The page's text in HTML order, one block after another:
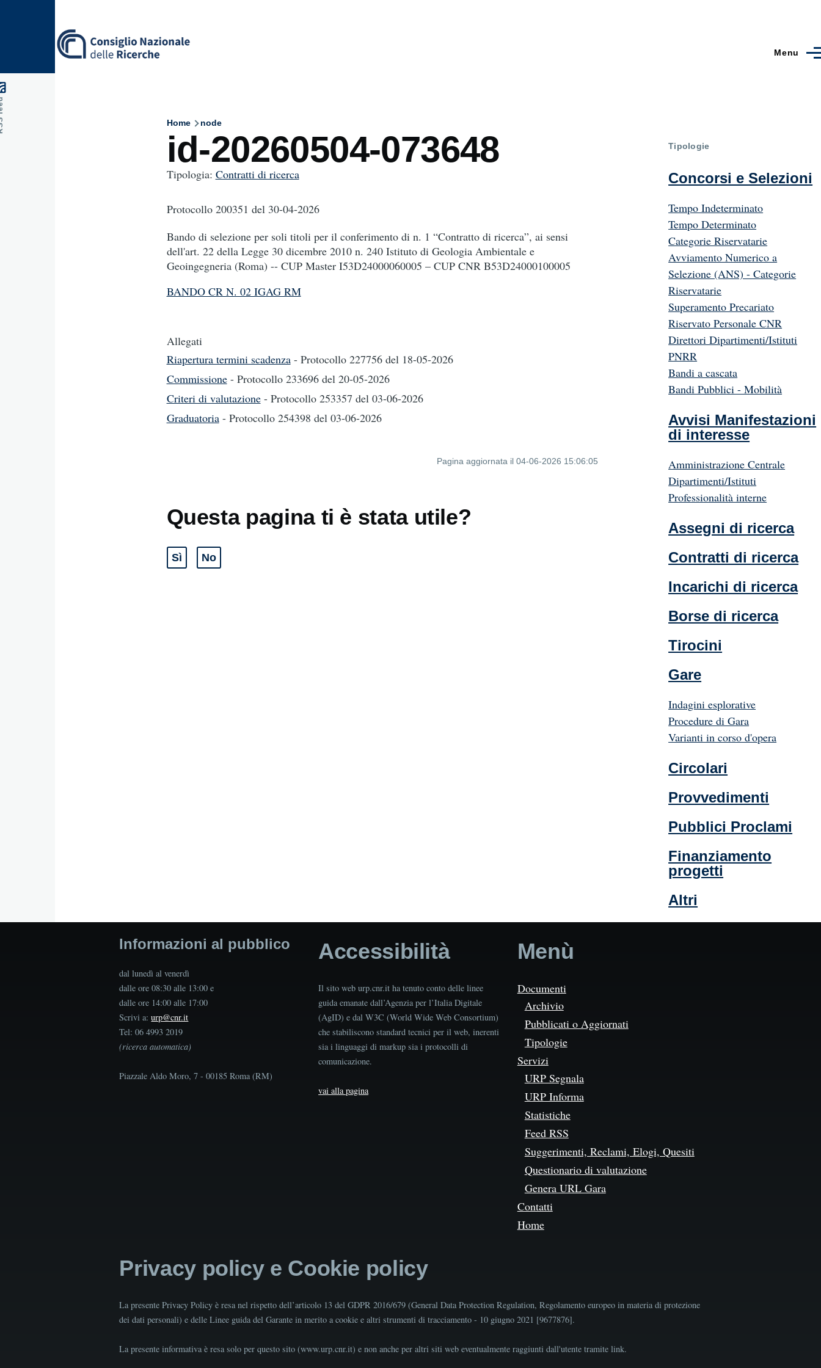
Menu
Breadcrumb
Home node
id-20260504-073648
Tipologia: Contratti di ricerca
Protocollo 200351 del 30-04-2026
Bando di selezione per soli titoli per il conferimento di n. 1 “Contratto di ricerca”, ai sensi
dell'art. 22 della Legge 30 dicembre 2010 n. 240 Istituto di Geologia Ambientale e
Geoingegneria (Roma) -- CUP Master I53D24000060005 – CUP CNR B53D24000100005
BANDO CR N. 02 IGAG RM
Allegati
Riapertura termini scadenza - Protocollo 227756 del 18-05-2026
Commissione - Protocollo 233696 del 20-05-2026
Criteri di valutazione - Protocollo 253357 del 03-06-2026
Graduatoria - Protocollo 254398 del 03-06-2026
Pagina aggiornata il 04-06-2026 15:06:05
Questa pagina ti è stata utile?
Sì
Tipologie
Concorsi e Selezioni
Tempo Indeterminato
Tempo Determinato
Categorie Riservatarie
Avviamento Numerico a
Selezione (ANS) - Categorie
Riservatarie
Superamento Precariato
Riservato Personale CNR
Direttori Dipartimenti/Istituti
PNRR
Bandi a cascata
Bandi Pubblici - Mobilità
Avvisi Manifestazioni
di interesse
Amministrazione Centrale
Dipartimenti/Istituti
Professionalità interne
Assegni di ricerca
Contratti di ricerca
Incarichi di ricerca
Borse di ricerca
Tirocini
Gare
Indagini esplorative
Procedure di Gara
Varianti in corso d'opera
Circolari
Provvedimenti
Pubblici Proclami
Finanziamento
progetti
Altri
Informazioni al pubblico
dal lunedì al venerdì
dalle ore 08:30 alle 13:00 e
dalle ore 14:00 alle 17:00
Scrivi a:urp@cnr.it
Tel: 06 4993 2019
(ricerca automatica)
Piazzale Aldo Moro, 7 - 00185 Roma (RM)
Accessibilità
Il sito web urp.cnr.it ha tenuto conto delle linee
guida emanate dall’Agenzia per l’Italia Digitale
(AgID) e dal W3C (World Wide Web Consortium)
che stabiliscono standard tecnici per il web, inerenti
sia i linguaggi di markup sia i protocolli di
comunicazione.
vai alla pagina
Menù
Documenti
Archivio
Pubblicati o Aggiornati
Tipologie
Servizi
URP Segnala
URP Informa
Statistiche
Feed RSS
Suggerimenti, Reclami, Elogi, Quesiti
Questionario di valutazione
Genera URL Gara
Contatti
Home
Privacy policy e Cookie policy
La presente Privacy Policy è resa nel rispetto dell’articolo 13 del GDPR 2016/679 (General Data Protection Regulation, Regolamento europeo in materia di protezione
dei dati personali) e delle Linee guida del Garante in merito a cookie e altri strumenti di tracciamento - 10 giugno 2021 [9677876].
La presente informativa è resa solo per questo sito (www.urp.cnr.it) e non anche per altri siti web eventualmente raggiunti dall'utente tramite link.